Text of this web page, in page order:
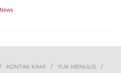
KONTAK KAMI
YUK MENULIS